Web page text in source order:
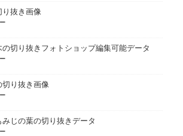
抜き画像
の切り抜きフォトショップ編集可能データ
り抜き画像
じの葉の切り抜きデータ